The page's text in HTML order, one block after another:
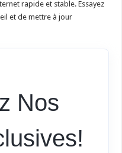
rapide et stable. Essayez
et de mettre à jour
Nos